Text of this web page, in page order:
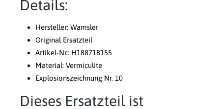
Details:
Hersteller: Wamsler
Original Ersatzteil
Artikel-Nr.: H188718155
Material: Vermiculite
Explosionszeichnung Nr. 10
Dieses Ersatzteil ist